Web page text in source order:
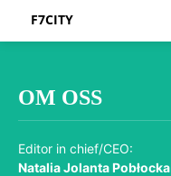
F7CITY
OM OSS
Editor in chief/CEO:
Natalia Jolanta Pobłocka